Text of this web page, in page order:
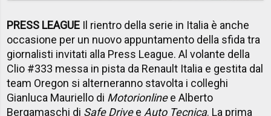
PRESS LEAGUE Il rientro della serie in Italia è anche
occasione per un nuovo appuntamento della sfida tra
giornalisti invitati alla Press League. Al volante della
Clio #333 messa in pista da Renault Italia e gestita dal
team Oregon si alterneranno stavolta i colleghi
Gianluca Mauriello di Motorionlinee Alberto
Bergamaschi di Safe Drivee Auto Tecnica. La prima